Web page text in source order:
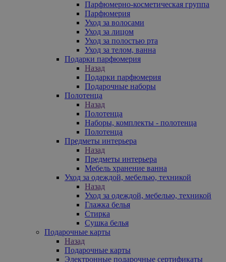
Парфюмерно-косметическая группа
Парфюмерия
Уход за волосами
Уход за лицом
Уход за полостью рта
Уход за телом, ванна
Подарки парфюмерия
Назад
Подарки парфюмерия
Подарочные наборы
Полотенца
Назад
Полотенца
Наборы, комплекты - полотенца
Полотенца
Предметы интерьера
Назад
Предметы интерьера
Мебель хранение ванна
Уход за одеждой, мебелью, техникой
Назад
Уход за одеждой, мебелью, техникой
Глажка белья
Стирка
Сушка белья
Подарочные карты
Назад
Подарочные карты
Электронные подарочные сертификаты